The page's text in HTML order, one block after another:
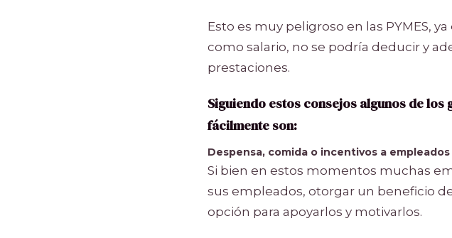
Esto es muy peligroso en las PYMES,
como salario, no se podría deducir y
prestaciones.
Siguiendo estos consejos algunos de
fácilmente son:
Despensa, comida o incentivos a empleados
Si bien en estos momentos muchas
sus empleados, otorgar un beneficio
opción para apoyarlos y motivarlos.